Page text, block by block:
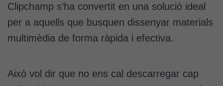
Clipchamp s’ha convertit en una solució ideal
per a aquells que busquen dissenyar materials
multimèdia de forma ràpida i efectiva.
Això vol dir que no ens cal descarregar cap